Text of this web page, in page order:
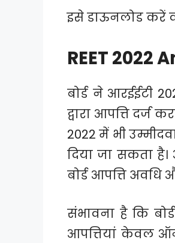
इसे डाऊनलोड करें व
REET 2022
बोर्ड ने आरईईटी
द्वारा आपत्ति
2022 में भी
दिया जा सकता
बोर्ड आपत्ति अवधि
संभावना है कि
आपत्तियां केवल